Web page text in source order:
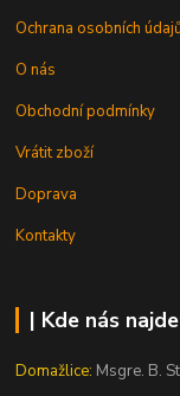
Ochrana osobních
O nás
Obchodní podmínky
Vrátit zboží
Doprava
Kontakty
| Kde nás
Domažlice: Msgre. B.